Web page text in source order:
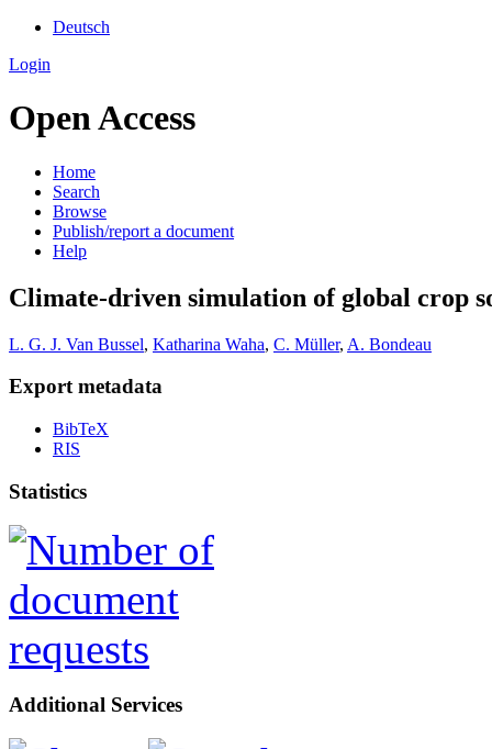
Deutsch
Login
Open Access
Home
Search
Browse
Publish/report a document
Help
Climate-driven simulation of global crop
L. G. J. Van Bussel, Katharina Waha, C. Müller, A. Bondeau
Export metadata
BibTeX
RIS
Statistics
Additional Services